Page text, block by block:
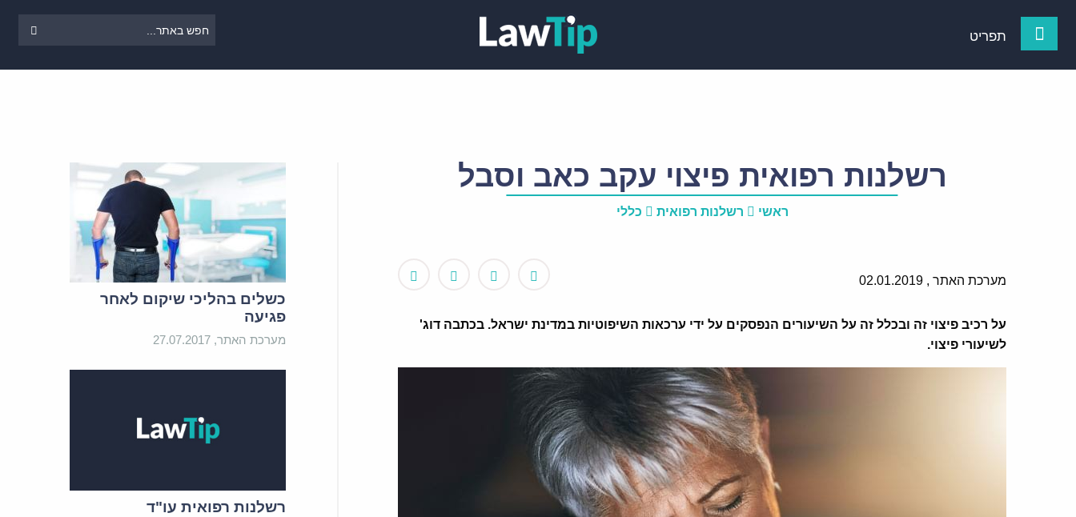
תפריט
רשלנות רפואית פיצוי עקב כאב וסבל
ראשי רשלנות רפואית כללי
מערכת האתר , 02.01.2019
על רכיב פיצוי זה ובכלל זה על השיעורים הנפסקים על ידי ערכאות השיפוטיות במדינת ישראל. בכתבה דוג'
לשיעורי פיצוי.
כשלים בהליכי שיקום לאחר
פגיעה
מערכת האתר, 27.07.2017
רשלנות רפואית עו"ד